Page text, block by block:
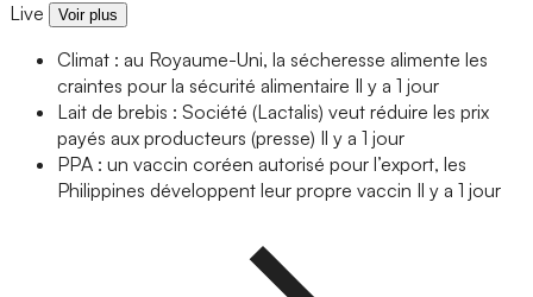
Live Voir plus
Climat : au Royaume-Uni, la sécheresse alimente les
craintes pour la sécurité alimentaire Il y a 1 jour
Lait de brebis : Société (Lactalis) veut réduire les prix
payés aux producteurs (presse) Il y a 1 jour
PPA : un vaccin coréen autorisé pour l’export, les
Philippines développent leur propre vaccin Il y a 1 jour